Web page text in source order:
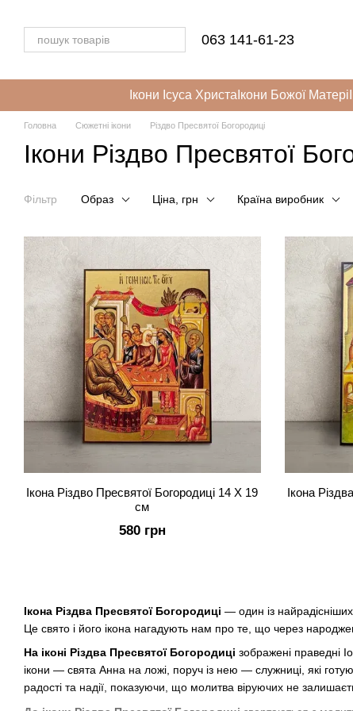
063 141-61-23
Ікони Ісуса Христа Ікони Божої Матері
Головна Сюжетні ікони Різдво Пресвятої Богородиці
Ікони Різдво Пресвятої
Фільтр Образ Ціна, грн Країна виробник
Ікона Різдва Пресвятої Богородиці — один із
Це свято і його ікона нагадують нам про те, що через
На іконі Різдва Пресвятої Богородиці зображені праведні
ікони — свята Анна на ложі, поруч із нею — служниці, які
радості та надії, показуючи, що молитва віруючих не
Ікона Різдво Пресвятої Богородиці 14 Х 19
см
580 грн
Ікона